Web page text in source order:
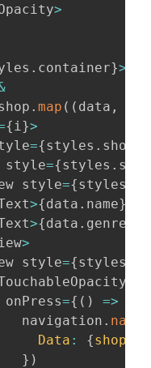
>
. container}>
. map ( ( data ,
{ i }>
={styles .
style={styles .
style={styles
>{data . name}
>{data . genre
>
style={styles
onPress
={ ( )
=>
navigation
.
Data : {shop
} )